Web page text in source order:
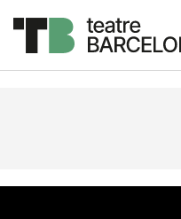
Descripción